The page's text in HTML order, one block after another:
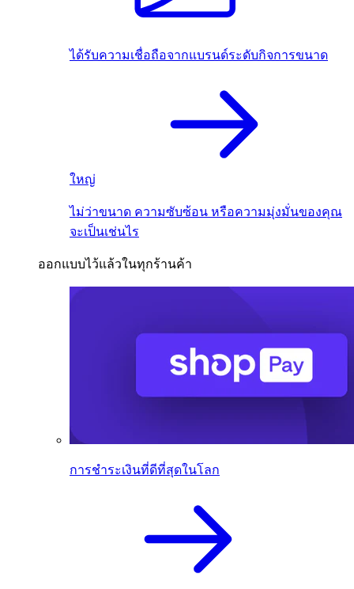
ได้รับความเชื่อถือจากแบรนด์ระดับกิจการขนาด
ใหญ่
ไม่ว่าขนาด ความซับซ้อน หรือความมุ่งมั่นของคุณ
จะเป็นเช่นไร
ออกแบบไว้แล้วในทุกร้านค้า
การชำระเงินที่ดีที่สุดในโลก